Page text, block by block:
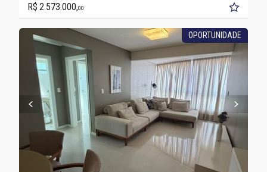
R$ 2.573.000,00
OPORTUNIDADE